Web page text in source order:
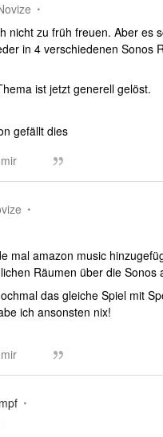
nicht zu früh freuen. Aber es
in 4 verschiedenen Sonos
ist jetzt generell gelöst.
gefällt dies
mal amazon music
Räumen über die Sonos
das gleiche Spiel mit
ich ansonsten nix!